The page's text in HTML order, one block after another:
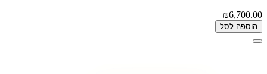
₪6,700.00
הוספה לסל